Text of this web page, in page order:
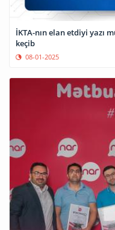
İKTA-nın elan etdiyi yazı
keçib
08-01-2025